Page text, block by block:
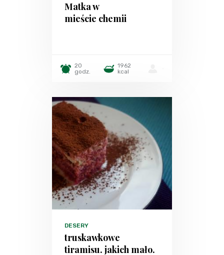
Matka w
mieście chemii
20
godz.
1962
kcal
DESERY
truskawkowe
tiramisu. jakich mało.